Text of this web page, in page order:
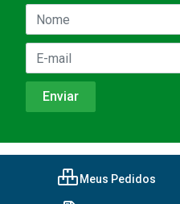
Meus Pedidos